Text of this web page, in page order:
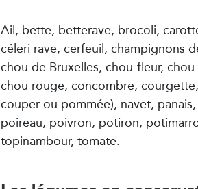
Ail, bette, betterave, brocoli,
céleri rave, cerfeuil, champignons
chou de Bruxelles, chou-fleur,
chou rouge, concombre,
couper ou pommée), navet,
poireau, poivron, potiron,
topinambour, tomate.